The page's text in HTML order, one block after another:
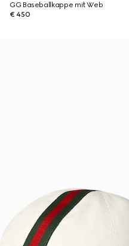
GG Baseballkappe mit Web
€ 450